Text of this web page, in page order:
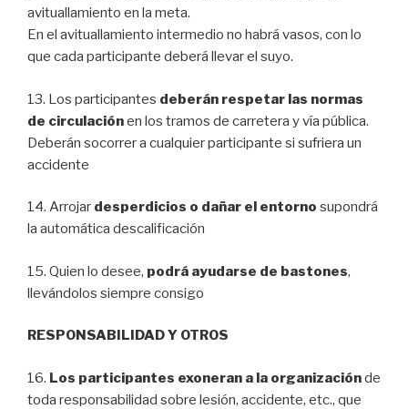
avituallamiento en la meta.
En el avituallamiento intermedio no habrá vasos, con lo
que cada participante deberá llevar el suyo.
13. Los participantes deberán respetar las normas
de circulaciónen los tramos de carretera y vía pública.
Deberán socorrer a cualquier participante si sufriera un
accidente
14. Arrojar desperdicios o dañar el entorno supondrá
la automática descalificación
15. Quien lo desee, podrá ayudarse de bastones,
llevándolos siempre consigo
RESPONSABILIDAD Y OTROS
16. Los participantes exoneran a la organizaciónde
toda responsabilidad sobre lesión, accidente, etc., que